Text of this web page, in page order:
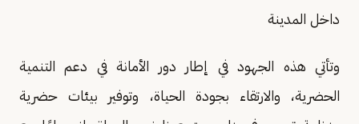
داخل المدينة
وتأتي هذه الجهود في إطار دور الأمانة في دعم التنمية
الحضرية، والارتقاء بجودة الحياة، وتوفير بيئات حضرية